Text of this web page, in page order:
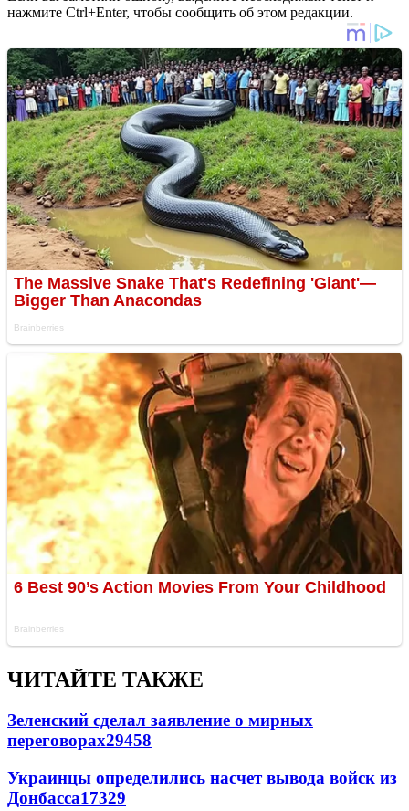
нажмите Ctrl+Enter, чтобы сообщить об этом редакции.
ЧИТАЙТЕ ТАКЖЕ
Зеленский сделал заявление о мирных
переговорах29458
Украинцы определились насчет вывода войск из
Донбасса17329